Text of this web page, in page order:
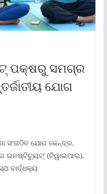
ପକ୍ଷରୁ ସମଗ୍ର
ଯୋଗ
ସଂଗଠିତ ଯୋଗ କେନ୍ଦ୍ର,
ଇନଷ୍ଟିଚ୍ୟୁଟ୍‌’ (ଟିୱାଇଆଇ),
ବାର୍ଦ୍ଧକ୍ୟ